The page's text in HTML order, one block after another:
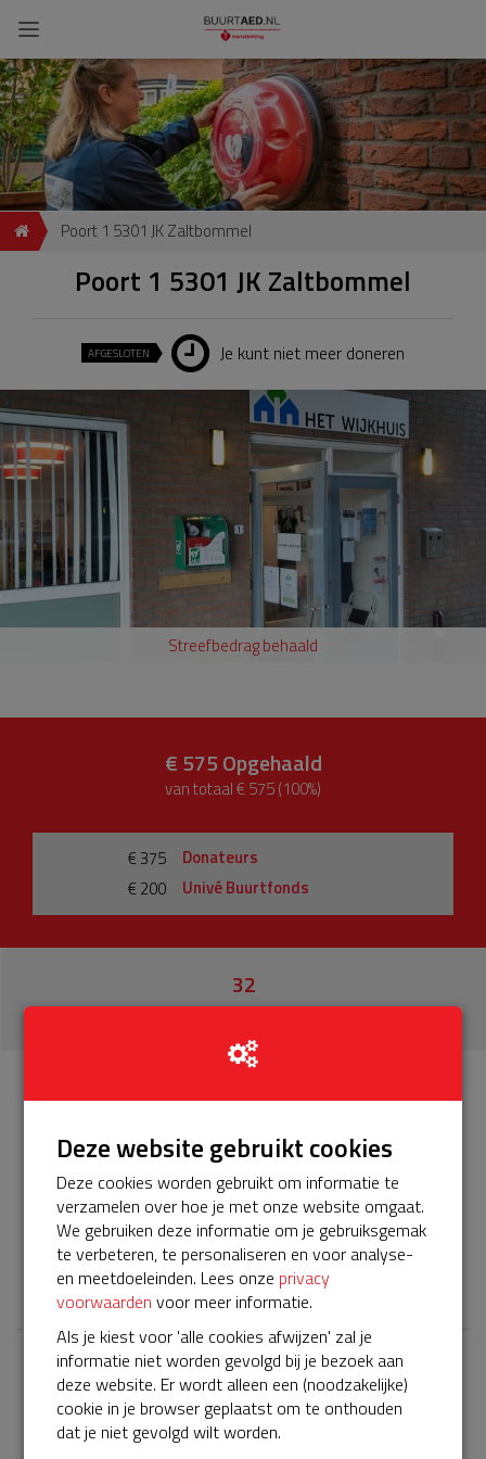
Poort 1 5301 JK Zaltbommel
Poort 1 5301 JK Zaltbommel
AFGESLOTEN Je kunt niet meer doneren
Streefbedrag behaald
€ 575Opgehaald
van totaal € 575 (100%)
€ 375
Donateurs
€ 200
Univé Buurtfonds
32
donaties
Het servicepakket van onze BuurtAED verloopt bijna en
moet worden verlengd, zodat onze AED gebruiksklaar
blijft. Help je mee? Doneer voor ons servicepakket!
𝕏
Laatste donaties
Bekijk alle
Deze website gebruikt cookies
Deze cookies worden gebruikt om informatie te
verzamelen over hoe je met onze website omgaat.
We gebruiken deze informatie om je gebruiksgemak
te verbeteren, te personaliseren en voor analyse-
en meetdoeleinden. Lees onze privacy
voorwaarden voor meer informatie.
Als je kiest voor 'alle cookies afwijzen' zal je
informatie niet worden gevolgd bij je bezoek aan
deze website. Er wordt alleen een (noodzakelijke)
cookie in je browser geplaatst om te onthouden
dat je niet gevolgd wilt worden.